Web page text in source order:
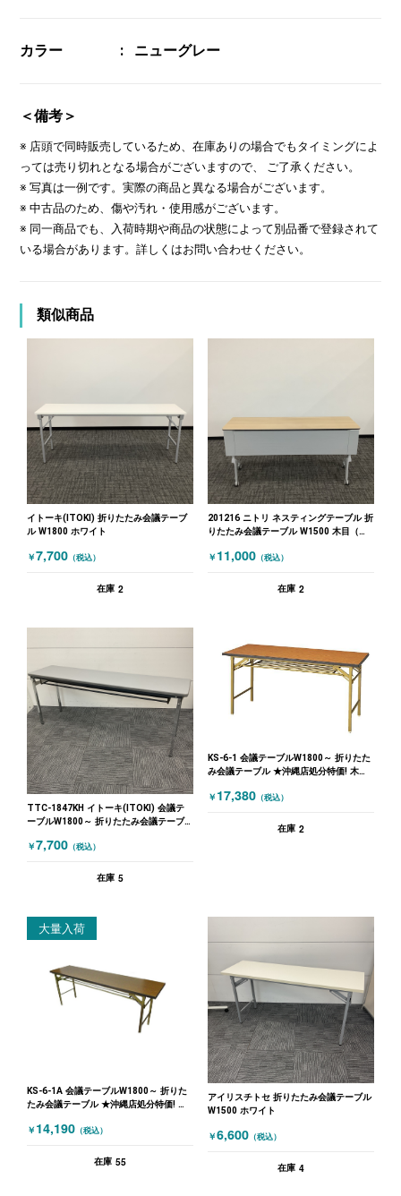
カラー ニューグレー
＜備考＞
※ 店頭で同時販売しているため、在庫ありの場合でもタイミングによ
っては売り切れとなる場合がございますので、 ご了承ください。
※ 写真は一例です。実際の商品と異なる場合がございます。
※ 中古品のため、傷や汚れ・使用感がございます。
※ 同一商品でも、入荷時期や商品の状態によって別品番で登録されて
いる場合があります。詳しくはお問い合わせください。
類似商品
イトーキ(ITOKI) 折りたたみ会議テーブ
ル W1800 ホワイト
￥7,700 （税込）
在庫 2
201216 ニトリ ネスティングテーブル 折
りたたみ会議テーブル W1500 木目（ナ
￥ 11,000 （税込）
在庫 2
TTC-1847KH イトーキ(ITOKI) 会議テ
ーブルW1800～ 折りたたみ会議テーブ
￥7,700 （税込）
在庫 5
KS-6-1 会議テーブルW1800～ 折りたた
み会議テーブル ★沖縄店処分特価! 木目
￥ 17,380 （税込）
在庫 2
大量入荷
KS-6-1A 会議テーブルW1800～ 折りた
たみ会議テーブル ★沖縄店処分特価! 木
￥ 14,190 （税込）
在庫 55
アイリスチトセ 折りたたみ会議テーブル
W1500 ホワイト
￥6,600 （税込）
在庫 4